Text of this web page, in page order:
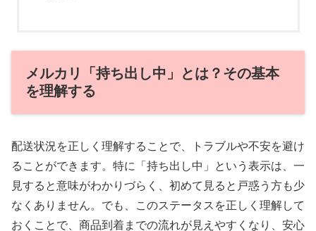
メルカリ「持ち出し中」とは？その基本
を理解する
配送状況を正しく理解することで、トラブルや不安を避け
ることができます。特に「持ち出し中」という表示は、一
見すると意味がわかりづらく、初めて見ると戸惑う方も少
なくありません。でも、このステータスを正しく理解して
おくことで、商品到着までの流れが見えやすくなり、安心